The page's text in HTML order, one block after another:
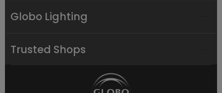
Globo Lighting
Trusted Shops